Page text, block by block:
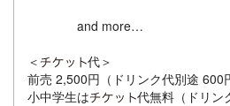
and more…
＜
代＞
前売 2,500円（ドリンク代別途 600
小中学生は
代無料（ドリン